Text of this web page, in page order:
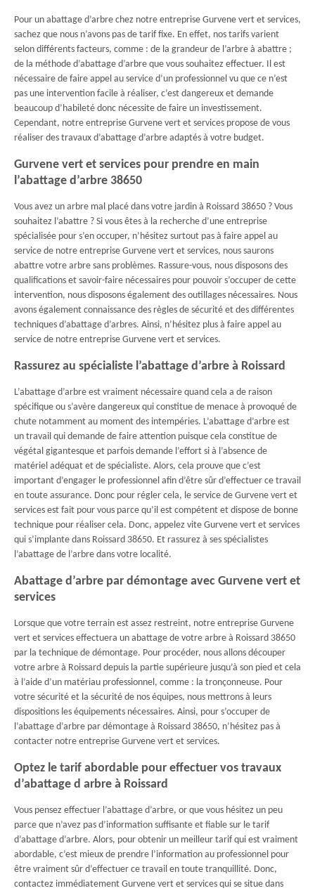
Pour un abattage d’arbre chez notre entreprise Gurvene vert et services,
sachez que nous n’avons pas de tarif fixe. En effet, nos tarifs varient
selon différents facteurs, comme : de la grandeur de l’arbre à abattre ;
de la méthode d’abattage d’arbre que vous souhaitez effectuer. Il est
nécessaire de faire appel au service d’un professionnel vu que ce n’est
pas une intervention facile à réaliser, c’est dangereux et demande
beaucoup d’habileté donc nécessite de faire un investissement.
Cependant, notre entreprise Gurvene vert et services propose de vous
réaliser des travaux d’abattage d’arbre adaptés à votre budget.
Gurvene vert et services pour prendre en main
l’abattage d’arbre 38650
Vous avez un arbre mal placé dans votre jardin à Roissard 38650 ? Vous
souhaitez l’abattre ? Si vous êtes à la recherche d’une entreprise
spécialisée pour s’en occuper, n’hésitez surtout pas à faire appel au
service de notre entreprise Gurvene vert et services, nous saurons
abattre votre arbre sans problèmes. Rassure-vous, nous disposons des
qualifications et savoir-faire nécessaires pour pouvoir s’occuper de cette
intervention, nous disposons également des outillages nécessaires. Nous
avons également connaissance des règles de sécurité et des différentes
techniques d’abattage d’arbres. Ainsi, n’hésitez plus à faire appel au
service de notre entreprise Gurvene vert et services.
Rassurez au spécialiste l’abattage d’arbre à Roissard
L’abattage d’arbre est vraiment nécessaire quand cela a de raison
spécifique ou s’avère dangereux qui constitue de menace à provoqué de
chute notamment au moment des intempéries. L’abattage d’arbre est
un travail qui demande de faire attention puisque cela constitue de
végétal gigantesque et parfois demande l’effort si à l’absence de
matériel adéquat et de spécialiste. Alors, cela prouve que c’est
important d’engager le professionnel afin d’être sûr d’effectuer ce travail
en toute assurance. Donc pour régler cela, le service de Gurvene vert et
services est fait pour vous parce qu’il est compétent et dispose de bonne
technique pour réaliser cela. Donc, appelez vite Gurvene vert et services
qui s’implante dans Roissard 38650. Et rassurez à ses spécialistes
l’abattage de l’arbre dans votre localité.
Abattage d’arbre par démontage avec Gurvene vert et
services
Lorsque que votre terrain est assez restreint, notre entreprise Gurvene
vert et services effectuera un abattage de votre arbre à Roissard 38650
par la technique de démontage. Pour procéder, nous allons découper
votre arbre à Roissard depuis la partie supérieure jusqu’à son pied et cela
à l’aide d’un matériau professionnel, comme : la tronçonneuse. Pour
votre sécurité et la sécurité de nos équipes, nous mettrons à leurs
dispositions les équipements nécessaires. Ainsi, pour s’occuper de
l’abattage d’arbre par démontage à Roissard 38650, n’hésitez pas à
contacter notre entreprise Gurvene vert et services.
Optez le tarif abordable pour effectuer vos travaux
d’abattage d arbre à Roissard
Vous pensez effectuer l’abattage d’arbre, or que vous hésitez un peu
parce que n’avez pas d’information suffisante et fiable sur le tarif
d’abattage d’arbre. Alors, pour obtenir un meilleur tarif qui est vraiment
abordable, c’est mieux de prendre l’information au professionnel pour
être vraiment sûr d’effectuer ce travail en toute tranquillité. Donc,
contactez immédiatement Gurvene vert et services qui se situe dans